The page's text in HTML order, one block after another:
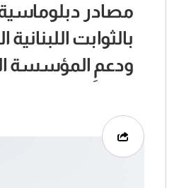
مصادر دبلوماسية
بالثوابت
ودعمِ المؤسسة